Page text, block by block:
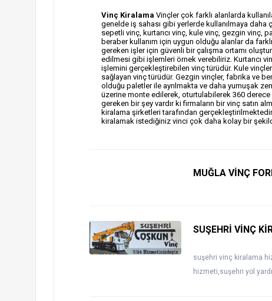
Vinç Kiralama Vinçler çok farklı alanlarda
genelde iş sahası gibi yerlerde kullanılmaya daha
sepetli vinç, kurtarıcı vinç, kule vinç, gezgin vinç,
beraber kullanım için uygun olduğu alanlar da
gereken işler için güvenli bir çalışma ortamı
edilmesi gibi işlemleri örnek verebiliriz. Kurtarıcı
işlemini gerçekleştirebilen vinç türüdür. Kule
sağlayan vinç türüdür. Gezgin vinçler, fabrika ve
olduğu paletler ile ayrılmakta ve daha yumuşak
üzerine monte edilerek, oturtulabilerek 360
gereken bir şey vardır ki firmaların bir vinç satın
kiralama şirketleri tarafından
kiralamak istediğiniz vinci çok daha kolay bir
MUĞLA VİNÇ
SUŞEHRİ VİNÇ
suşehri vinç kiralama
hizmeti,suşehri yol